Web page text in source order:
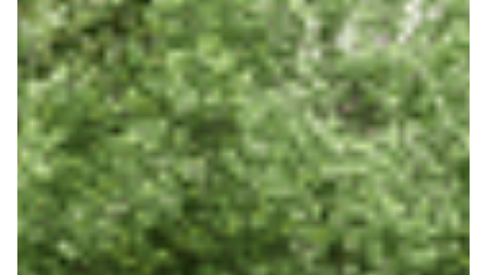
Service paysagiste